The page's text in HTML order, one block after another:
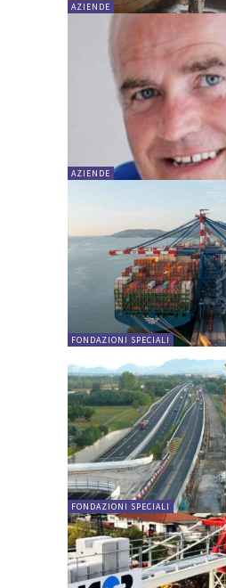
AZIENDE
AZIENDE
FONDAZIONI SPECIALI
FONDAZIONI SPECIALI